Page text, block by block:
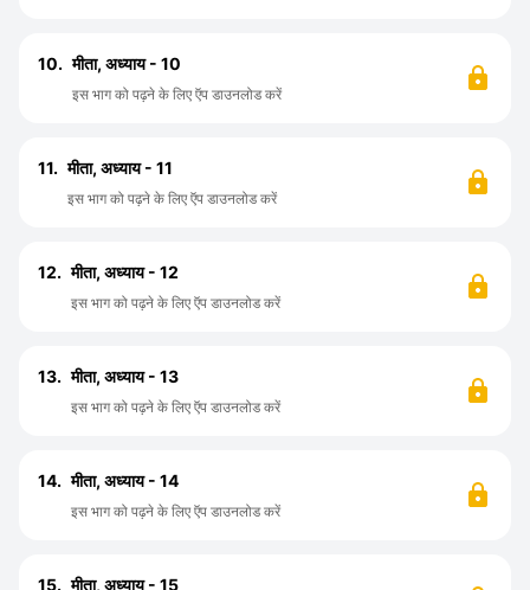
10. मीता, अध्याय - 10
इस भाग को पढ़ने के लिए ऍप डाउनलोड करें
11. मीता, अध्याय - 11
इस भाग को पढ़ने के लिए ऍप डाउनलोड करें
12. मीता, अध्याय - 12
इस भाग को पढ़ने के लिए ऍप डाउनलोड करें
13. मीता, अध्याय - 13
इस भाग को पढ़ने के लिए ऍप डाउनलोड करें
14. मीता, अध्याय - 14
इस भाग को पढ़ने के लिए ऍप डाउनलोड करें
15. मीता, अध्याय - 15